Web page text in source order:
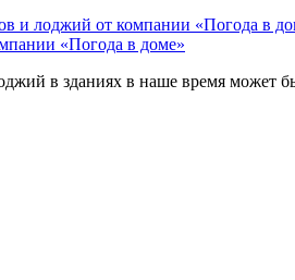
и лоджий от компании «Погода в
«Погода в доме»
в зданиях в наше время может